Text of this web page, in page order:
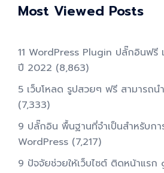
Most Viewed Posts
11 WordPress Plugin ปลั๊กอินฟรี
ปี 2022 (8,863)
5 เว็บโหลด รูปสวยๆ ฟรี สามารถน
(7,333)
9 ปลั๊กอิน พื้นฐานที่จำเป็นสำหรับกา
WordPress (7,217)
9 ปัจจัยช่วยให้เว็บไซต์ ติดหน้าแร